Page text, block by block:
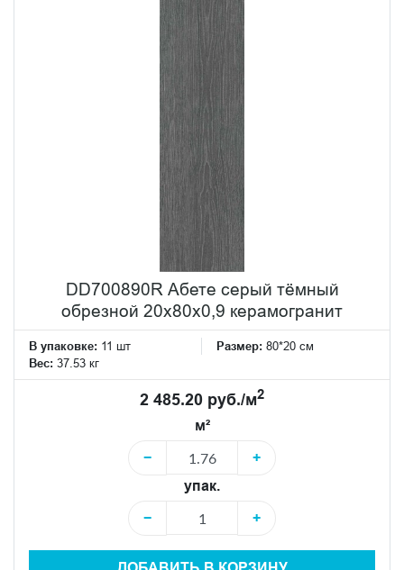
DD700890R Абете серый тёмный
обрезной 20x80x0,9 керамогранит
В упаковке: 11 шт Размер: 80*20 см
Вес: 37.53 кг
2 485.20 руб./м2
м²
−
+
упак.
−
+